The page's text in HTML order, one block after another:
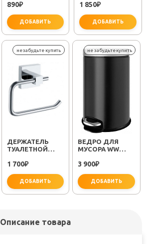
важно для установки
890₽
ДОБАВИТЬ
не
1 850₽
ДОБАВИТЬ
ДЕРЖАТЕЛЬ
ТУАЛЕТНОЙ
FX-11110A
1 700₽
ДОБАВИТЬ
ВЕДРО ДЛЯ
МУСОРА WW
3 900₽
ДОБАВИТЬ
Описание товара